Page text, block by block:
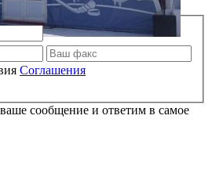
Соглашения
сообщение и ответим в самое